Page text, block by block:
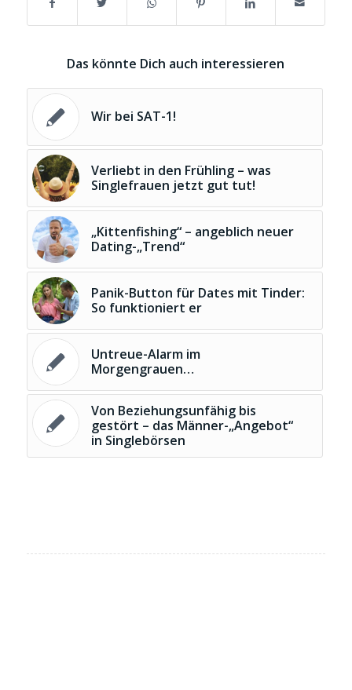
Das könnte Dich auch interessieren
Wir bei SAT-1!
Verliebt in den Frühling – was
Singlefrauen jetzt gut tut!
„Kittenfishing“ – angeblich neuer
Dating-„Trend“
Panik-Button für Dates mit Tinder:
So funktioniert er
Untreue-Alarm im
Morgengrauen…
Von Beziehungsunfähig bis
gestört – das Männer-„Angebot“
in Singlebörsen